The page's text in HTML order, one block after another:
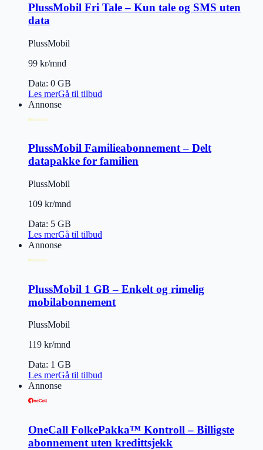
PlussMobil Fri Tale – Kun tale og SMS uten
data
PlussMobil
99 kr/mnd
Data: 0 GB
Les merGå til tilbud
Annonse
PlussMobil Familieabonnement – Delt
datapakke for familien
PlussMobil
109 kr/mnd
Data: 5 GB
Les merGå til tilbud
Annonse
PlussMobil 1 GB – Enkelt og rimelig
mobilabonnement
PlussMobil
119 kr/mnd
Data: 1 GB
Les merGå til tilbud
Annonse
OneCall FolkePakka™ Kontroll – Billigste
abonnement uten kredittsjekk